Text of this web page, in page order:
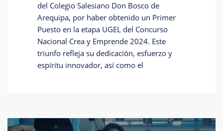
del Colegio Salesiano Don Bosco de
Arequipa, por haber obtenido un Primer
Puesto en la etapa UGEL del Concurso
Nacional Crea y Emprende 2024. Este
triunfo refleja su dedicación, esfuerzo y
espíritu innovador, así como el